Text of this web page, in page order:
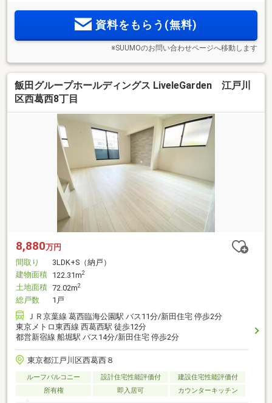
資料をもらう(無料)
※SUUMOのお問い合わせページへ移動します
飯田グループホールディングス LiveleGarden 江戸川
区西葛西8丁目
8,880万円
間取り
3LDK+S（納戸）
建物面積 122.31m2
土地面積 72.02m2
総戸数
1戸
ＪＲ京葉線 葛西臨海公園駅 バス11分/新田住宅 停歩2分
東京メトロ東西線 西葛西駅 徒歩12分
都営新宿線 船堀駅 バス14分/新田住宅 停歩2分
東京都江戸川区西葛西８
ルーフバルコニー 設計住宅性能評価付
建設住宅性能評価付
所有権
即入居可 カウンターキッチン